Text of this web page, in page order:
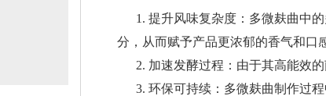
1. 提升风味复杂度：多微麸曲中
分，从而赋予产品更浓郁的香气和口
2. 加速发酵过程：由于其高能效
3. 环保可持续：多微麸曲制作过